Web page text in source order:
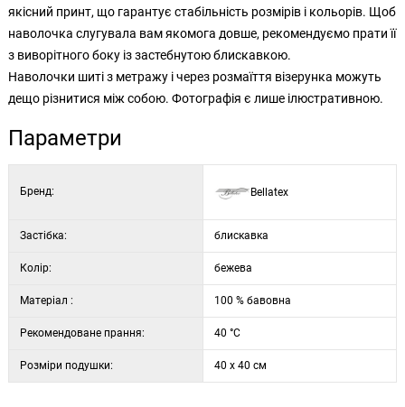
якісний принт, що гарантує стабільність розмірів і кольорів. Щоб
наволочка слугувала вам якомога довше, рекомендуємо прати її
з виворітного боку із застебнутою блискавкою.
Наволочки шиті з метражу і через розмаїття візерунка можуть
дещо різнитися між собою. Фотографія є лише ілюстративною.
Параметри
Бренд: Bellatex
Застібка: блискавка
Колір: бежева
Матеріал : 100 % бавовна
Рекомендоване прання: 40 °C
Розміри подушки: 40 x 40 см